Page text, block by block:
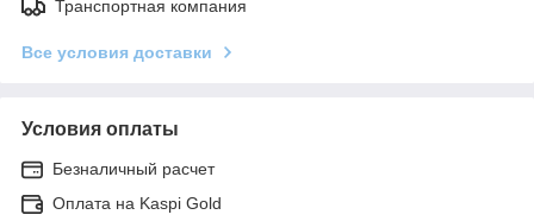
Транспортная компания
Все условия доставки
Условия оплаты
Безналичный расчет
Оплата на Kaspi Gold